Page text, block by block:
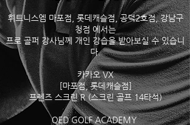
휘트니스엠 마포점, 롯데캐슬점, 공덕2호점, 강남구
청점 에서는
프로 골퍼 강사님께 개인 강습을 받아보실 수 있습니
다.
카카오 VX
[마포점, 롯데캐슬점]
프렌즈 스크린 R (스크린 골프 14타석)
QED GOLF ACADEMY